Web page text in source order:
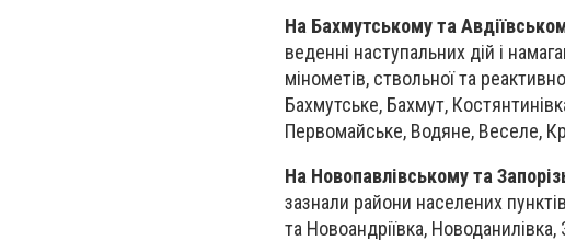
На Бахмутському та
веденні наступальних дій і
мінометів, ствольної та
Бахмутське, Бахмут,
Первомайське, Водяне, Веселе,
На Новопавлівському та
зазнали райони населених
та Новоандріївка,